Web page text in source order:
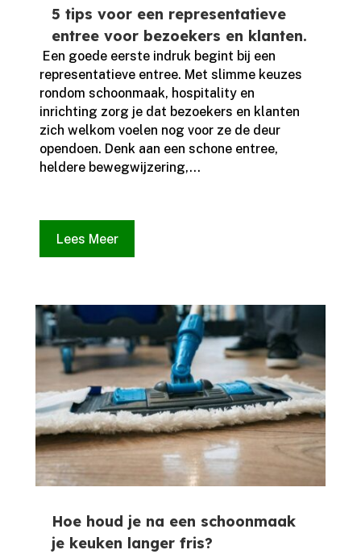
5 tips voor een representatieve
entree voor bezoekers en klanten.
​ Een goede eerste indruk begint bij een
representatieve entree.​ Met slimme keuzes
rondom schoonmaak, hospitality en
inrichting zorg je dat bezoekers en klanten
zich welkom voelen nog voor ze de deur
opendoen.​ Denk aan een schone entree,
heldere bewegwijzering,...
Lees Meer
Hoe houd je na een schoonmaak
je keuken langer fris?